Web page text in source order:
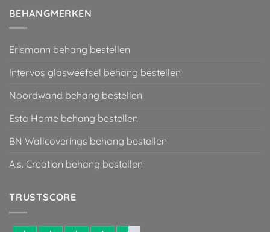
BEHANGMERKEN
Erismann behang bestellen
Intervos glasweefsel behang bestellen
Noordwand behang bestellen
Esta Home behang bestellen
BN Wallcoverings behang bestellen
A.s. Creation behang bestellen
TRUSTSCORE